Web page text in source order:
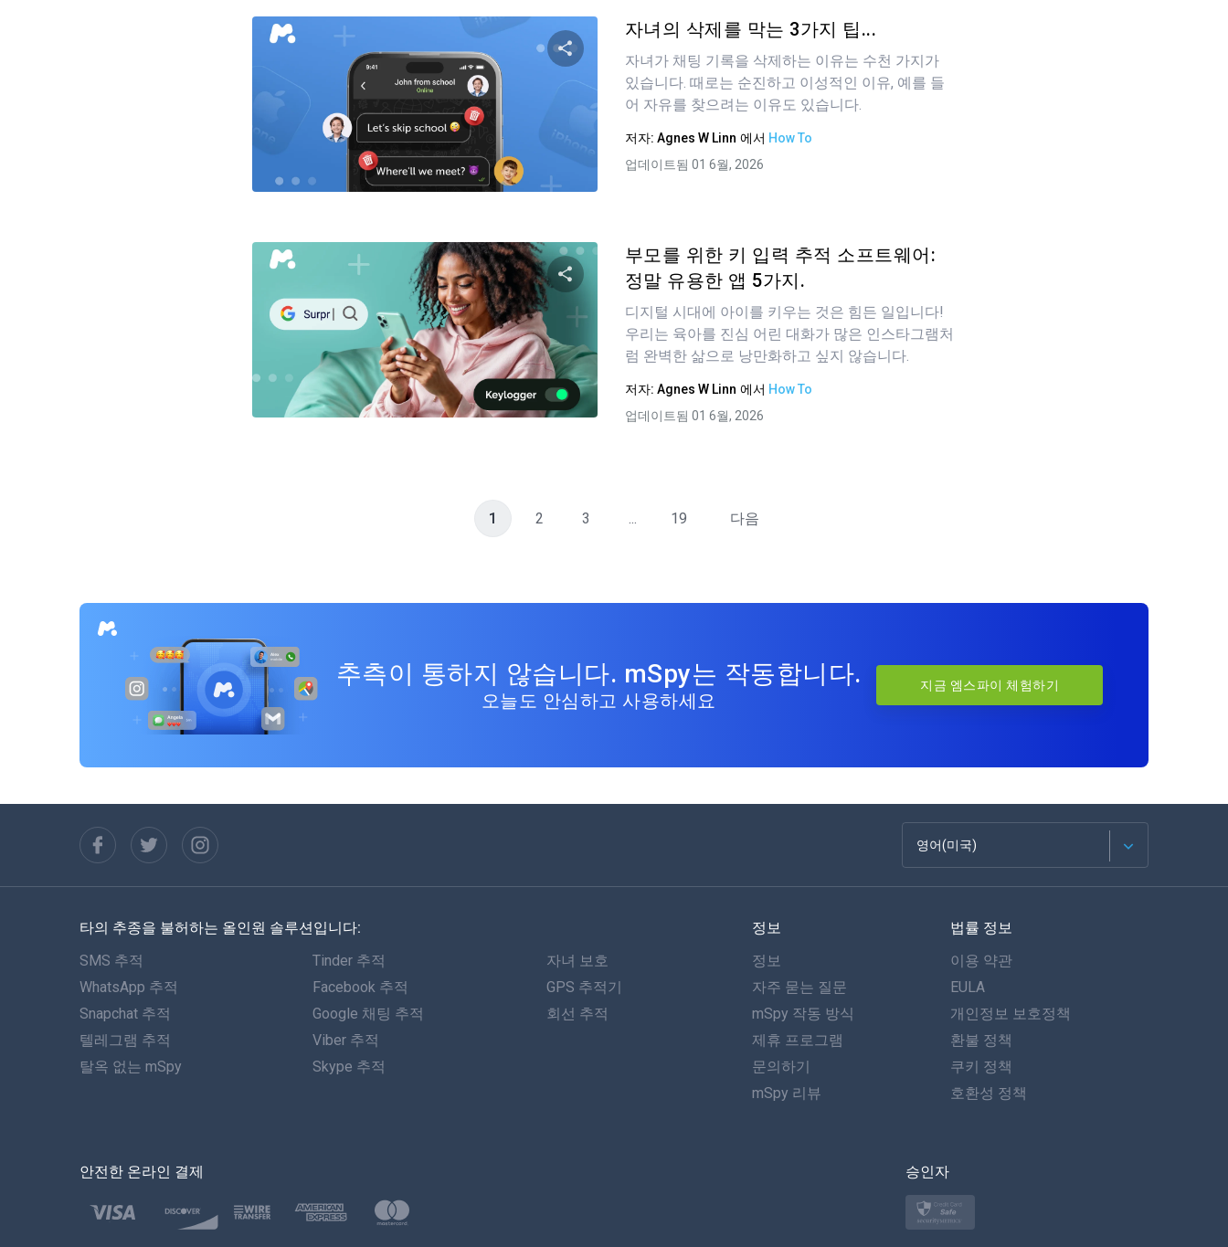
이 기사 공유하기
Facebook 링크 복사
자녀의 삭제를 막는 3가지 팁...
자녀가 채팅 기록을 삭제하는 이유는 수천 가지가
있습니다. 때로는 순진하고 이성적인 이유, 예를 들
어 자유를 찾으려는 이유도 있습니다.
저자: Agnes W Linn 에서 How To
업데이트됨 01 6월, 2026
이 기사 공유하기
트위터 Facebook 링크 복사
부모를 위한 키 입력 추적 소프트웨어:
정말 유용한 앱 5가지.
디지털 시대에 아이를 키우는 것은 힘든 일입니다!
우리는 육아를 진심 어린 대화가 많은 인스타그램처
럼 완벽한 삶으로 낭만화하고 싶지 않습니다.
저자: Agnes W Linn 에서 How To
업데이트됨 01 6월, 2026
1 2 3 ... 19 다음
추측이 통하지 않습니다. mSpy는 작동합니다.
오늘도 안심하고 사용하세요
지금 엠스파이 체험하기
영어(미국)
Français
Español
포르투갈어
이탈리아어
Türkçe
타의 추종을 불허하는 올인원 솔루션입니다:
SMS 추적
WhatsApp 추적
Snapchat 추적
텔레그램 추적
탈옥 없는 mSpy
Tinder 추적
Facebook 추적
Google 채팅 추적
Viber 추적
Skype 추적
자녀 보호
GPS 추적기
회선 추적
정보
정보
자주 묻는 질문
mSpy 작동 방식
제휴 프로그램
문의하기
mSpy 리뷰
법률 정보
이용 약관
EULA
개인정보 보호정책
환불 정책
쿠키 정책
호환성 정책
안전한 온라인 결제 승인자